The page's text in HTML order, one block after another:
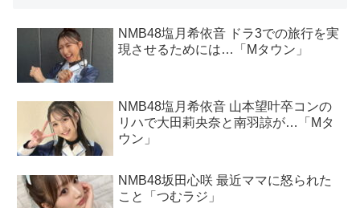
NMB48塩月希依音 ドラ3での旅行を実
現させるためには…「Mタウン」
NMB48塩月希依音 山本望叶卒コンの
リハで大田莉央奈と南羽諒が…「Mタ
ウン」
NMB48坂田心咲 最近ママに怒られた
こと「つむラジ」